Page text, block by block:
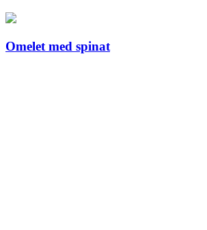
Omelet med spinat